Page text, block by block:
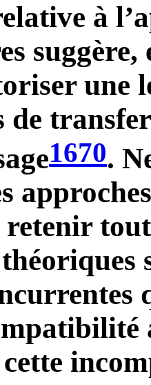
à
suggère,
une
de
1670.
cette